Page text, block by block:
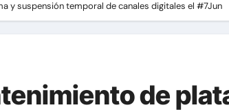
y suspensión temporal de canales digitales el #7Jun
de